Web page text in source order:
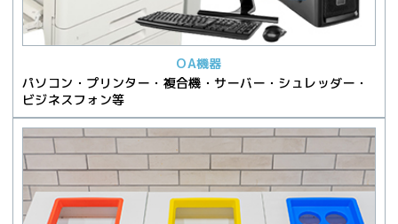
OA機器
パソコン・プリンター・複合機・サーバー・シュレッダー・
ビジネスフォン等